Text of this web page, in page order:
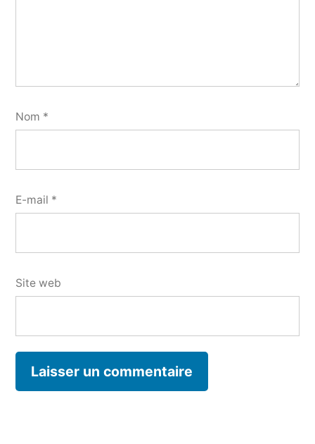
Nom *
E-mail *
Site web